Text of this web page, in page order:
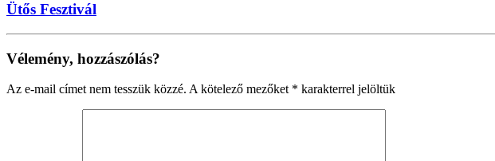
Ütős Fesztivál
Vélemény, hozzászólás?
Az e-mail címet nem tesszük közzé. A kötelező mezőket * karakterrel jelöltük